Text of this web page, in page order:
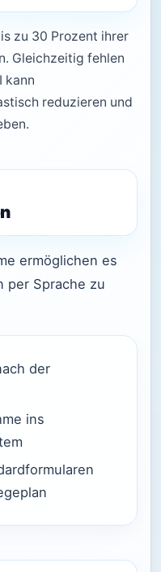
zu 30 Prozent ihrer
Gleichzeitig fehlen
kann
reduzieren und
ermöglichen es
per Sprache zu
der
ins